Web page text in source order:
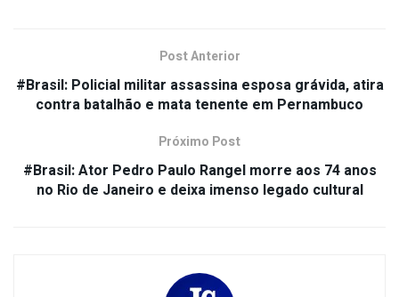
Post Anterior
#Brasil: Policial militar assassina esposa grávida, atira
contra batalhão e mata tenente em Pernambuco
Próximo Post
#Brasil: Ator Pedro Paulo Rangel morre aos 74 anos
no Rio de Janeiro e deixa imenso legado cultural